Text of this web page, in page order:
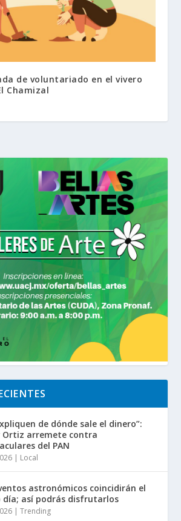
de voluntariado en el vivero
Chamizal
de dónde sale el dinero”:
Ortiz arremete contra
del PAN
| Local
astronómicos coincidirán el
día; así podrás disfrutarlos
|Trending